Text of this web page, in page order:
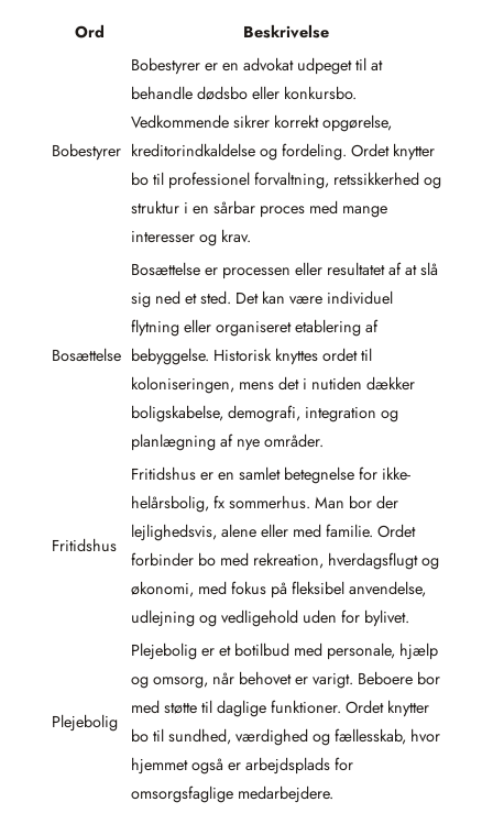
Ord Beskrivelse
Bobestyrer
Bobestyrer er en advokat udpeget til at
behandle dødsbo eller konkursbo.
Vedkommende sikrer korrekt opgørelse,
kreditorindkaldelse og fordeling. Ordet knytter
bo til professionel forvaltning, retssikkerhed og
struktur i en sårbar proces med mange
interesser og krav.
Bosættelse
Bosættelse er processen eller resultatet af at slå
sig ned et sted. Det kan være individuel
flytning eller organiseret etablering af
bebyggelse. Historisk knyttes ordet til
koloniseringen, mens det i nutiden dækker
boligskabelse, demografi, integration og
planlægning af nye områder.
Fritidshus
Fritidshus er en samlet betegnelse for ikke-
helårsbolig, fx sommerhus. Man bor der
lejlighedsvis, alene eller med familie. Ordet
forbinder bo med rekreation, hverdagsflugt og
økonomi, med fokus på fleksibel anvendelse,
udlejning og vedligehold uden for bylivet.
Plejebolig
Plejebolig er et botilbud med personale, hjælp
og omsorg, når behovet er varigt. Beboere bor
med støtte til daglige funktioner. Ordet knytter
bo til sundhed, værdighed og fællesskab, hvor
hjemmet også er arbejdsplads for
omsorgsfaglige medarbejdere.